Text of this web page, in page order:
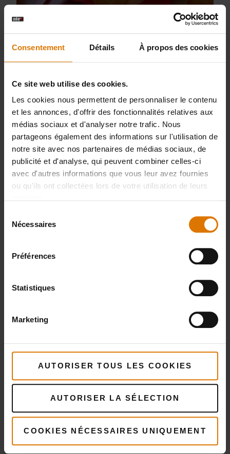
Consentement Détails À propos des cookies
Ce site web utilise des cookies.
Les cookies nous permettent de personnaliser le contenu
et les annonces, d'offrir des fonctionnalités relatives aux
médias sociaux et d'analyser notre trafic. Nous
partageons également des informations sur l'utilisation de
notre site avec nos partenaires de médias sociaux, de
publicité et d'analyse, qui peuvent combiner celles-ci
avec d'autres informations que vous leur avez fournies
ou qu'ils ont collectées lors de votre utilisation de leurs
Nécessaires
Préférences
Statistiques
Marketing
AUTORISER TOUS LES COOKIES
AUTORISER LA SÉLECTION
COOKIES NÉCESSAIRES UNIQUEMENT
Travers de porc thaï
Filets mignons de porc sauce chili crémeuse
Rib Fingers et coleslaw